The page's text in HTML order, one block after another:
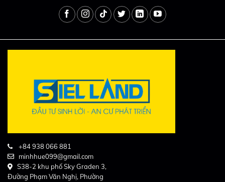
+84 938 066 881
minhhue099@gmail.com
S38-2 khu phố Sky Graden 3,
Đường Phạm Văn Nghị, Phường